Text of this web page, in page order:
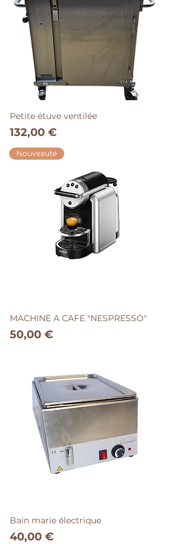
Petite étuve ventilée
Prix
132,00 €
Nouveauté
MACHINE A CAFE "NESPRESSO"
Prix
50,00 €
Bain marie électrique
Prix
40,00 €